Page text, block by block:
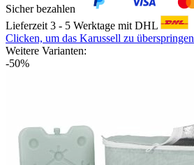
Sicher bezahlen
Lieferzeit 3 - 5 Werktage mit DHL
Clicken, um das Karussell zu überspringen
Weitere Varianten:
-50%